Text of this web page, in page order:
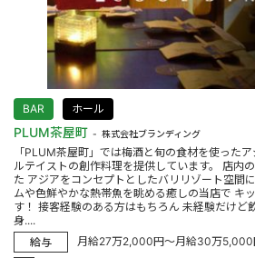
BAR ホール
PLUM茶屋町 株式会社ブランディング
「PLUM茶屋町」では梅酒と旬の食材を使った
ルテイストの創作料理を提供しています。 店内
た アジアをコンセプトとしたバリリゾート空間
ムや色鮮やかな熱帯魚を眺める癒しの当店で キ
す！ 接客経験のある方はもちろん 未経験だけど
身....
給与
月給27万2,000円～月給30万5,000